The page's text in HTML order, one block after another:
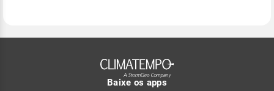
Baixe os apps